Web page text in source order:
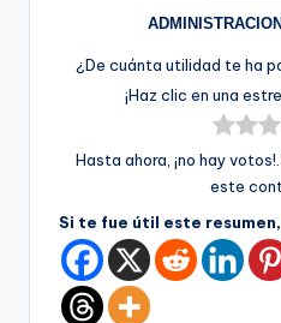
¿De cuánta utilidad te ha
¡Haz clic en una
Hasta ahora, ¡no hay
este
Si te fue útil este